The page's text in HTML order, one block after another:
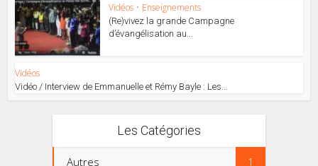
Vidéos • Enseignements
(Re)vivez la grande Campagne
d’évangélisation au...
Vidéos
Vidéo / Interview de Emmanuelle et Rémy Bayle : Les...
Les Catégories
Autres 1